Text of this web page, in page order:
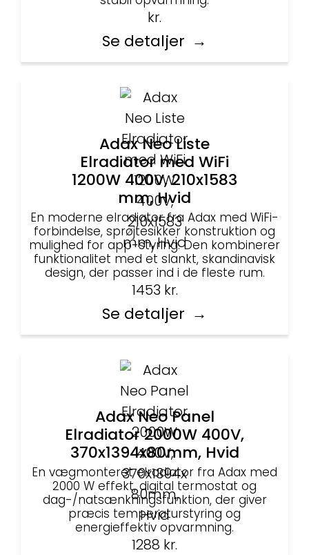
kr.
Se detaljer
Adax Neo Liste
Elradiator med WiFi
1200W 400V, 210x1583
mm, Hvid
En moderne elradiator fra Adax med WiFi-
forbindelse, sprøjtesikker konstruktion og
mulighed for app-styring. Den kombinerer
funktionalitet med et slankt, skandinavisk
design, der passer ind i de fleste rum.
1453 kr.
Se detaljer
Adax Neo Panel
Elradiator 2000W 400V,
370x1394x80mm, Hvid
En vægmonteret elradiator fra Adax med
2000 W effekt, digital termostat og
dag-/natsænkningsfunktion, der giver
præcis temperaturstyring og
energieffektiv opvarmning.
1288 kr.